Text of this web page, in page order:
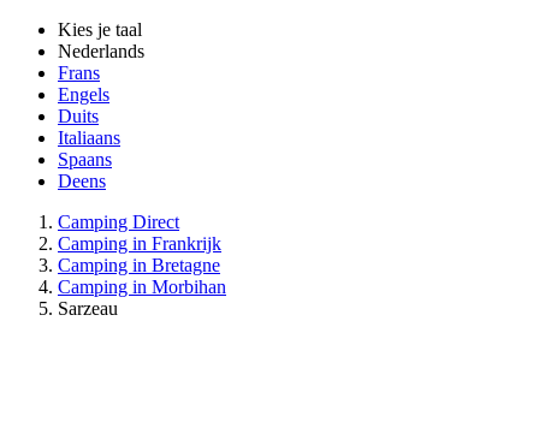
Kies je taal
Nederlands
Frans
Engels
Duits
Italiaans
Spaans
Deens
Camping Direct
Camping in Frankrijk
Camping in Bretagne
Camping in Morbihan
Sarzeau